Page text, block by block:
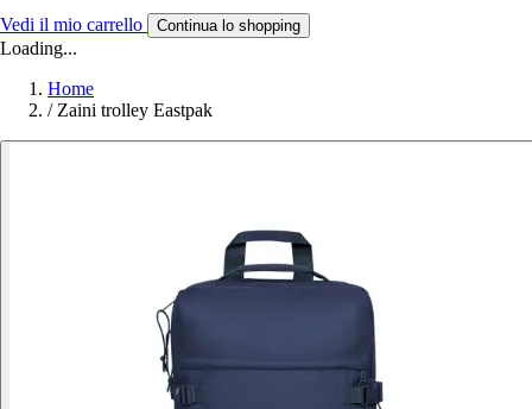
Vedi il mio carrello Continua lo shopping
Loading...
Home
/ Zaini trolley Eastpak